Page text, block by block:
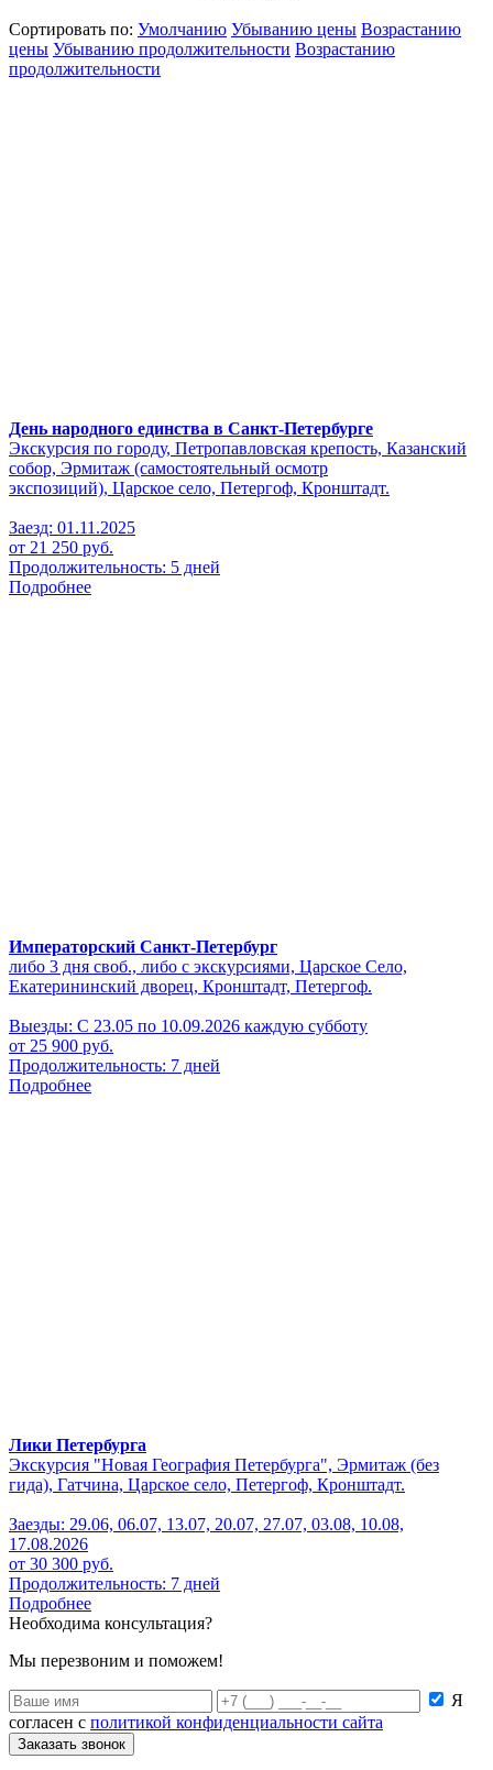
Сортировать по: Умолчанию Убыванию цены Возрастанию
цены Убыванию продолжительности Возрастанию
продолжительности
День народного единства в Санкт-Петербурге
Экскурсия по городу, Петропавловская крепость, Казанский
собор, Эрмитаж (самостоятельный осмотр
экспозиций), Царское село, Петергоф, Кронштадт.
Заезд: 01.11.2025
от 21 250 руб.
Продолжительность: 5 дней
Подробнее
Императорский Санкт-Петербург
либо 3 дня своб., либо с экскурсиями, Царское Село,
Екатерининский дворец, Кронштадт, Петергоф.
Выезды: С 23.05 по 10.09.2026 каждую субботу
от 25 900 руб.
Продолжительность: 7 дней
Подробнее
Лики Петербурга
Экскурсия "Новая География Петербурга", Эрмитаж (без
гида), Гатчина, Царское село, Петергоф, Кронштадт.
Заезды: 29.06, 06.07, 13.07, 20.07, 27.07, 03.08, 10.08,
17.08.2026
от 30 300 руб.
Продолжительность: 7 дней
Подробнее
Необходима консультация?
Мы перезвоним и поможем!
Я
согласен с политикой конфиденциальности сайта
Заказать звонок